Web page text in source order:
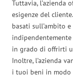
Tuttavia, l’azienda
esigenze del
basati sull’ambito
in grado di offrirti
Inoltre, l’azienda
i tuoi beni in modo